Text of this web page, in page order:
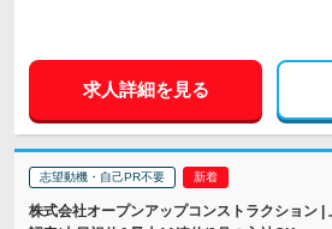
求人詳細を見る
志望動機・自己PR不要
株式会社オープンアップコンストラクション